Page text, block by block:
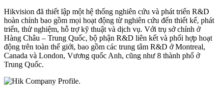
Hikvision đã thiết lập một hệ thống nghiên cứu và phát triển R&D
hoàn chỉnh bao gồm mọi hoạt động từ nghiên cứu đến thiết kế, phát
triển, thử nghiệm, hỗ trợ kỹ thuật và dịch vụ. Với trụ sở chính ở
Hàng Châu – Trung Quốc, bộ phận R&D liên kết và phối hợp hoạt
động trên toàn thế giới, bao gồm các trung tâm R&D ở Montreal,
Canada và London, Vương quốc Anh, cũng như 8 thành phố ở
Trung Quốc.